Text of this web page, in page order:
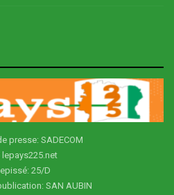
presse: SADECOM
lepays225.net
25/D
SAN AUBIN